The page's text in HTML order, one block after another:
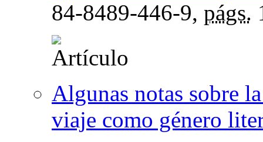
84-8489-446-9, págs.
Algunas notas sobre
viaje como género